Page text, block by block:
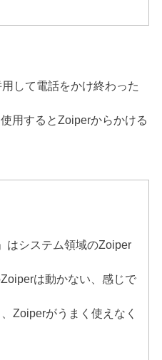
して電話をかけ終わった
用するとZoiperからかける
はシステム領域のZoiper
は動かない、感じで
Zoiperがうまく使えなく